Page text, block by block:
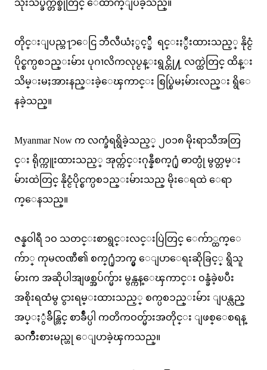
သုံးသပ္ခ်က္တစ္ခုတြင္ ေထာက္ျပခဲ့သည္။
တိုင္းျပည္ဘ႑ာေငြ ဘီလီယံႏွင့္ခ်ီ ရင္းႏွီးထားသည့္ နိုင္ငံ
ပိုင္စက္ပစၥည္းမ်ား ပုဂၢလိကလုပ္ငန္းရွင္တို႔ လက္ထဲတြင္ ထိန္း
သိမ္းမႈအားနည္းခဲ့ေၾကာင္း စြပ္စြဲမႈမ်ားလည္း ရွိေ
နခဲ့သည္။
Myanmar Now က လက္ခံရရွိခဲ့သည့္ ၂ဝ၁၈ မိုးရာသီအတြ
င္း ရိုက္ကူးထားသည့္ အုတ္က်င္းဂုန္နီစက္႐ုံ ဓာတ္ပုံ မွတ္တမ္း
မ်ားထဲတြင္ နိုင္ငံပိုင္စက္ပစၥည္းမ်ားသည္ မိုးေရထဲ ေရာ
က္ေနသည္။
ဇန္နဝါရီ ၁ဝ သတင္းစာရွင္းလင္းပြဲတြင္ ေက်ာ္ထက္ေ
က်ာ္ ကုမၸဏီ၏ စက္႐ုံဘက္မွ ေျပာေရးဆိုခြင့္ ရွိသူ
မ်ားက အဆိုပါအျဖစ္အပ်က္မ်ား မွန္ကန္ေၾကာင္း ဝန္ခံခဲ့ၿပီး
အစိုးရထံမွ ငွားရမ္းထားသည့္ စက္ပစၥည္းမ်ား ျပန္လည္
အပ္ႏွံခ်ိန္တြင္ စာခ်ဳပ္ပါ ကတိကဝတ္မ်ားအတိုင္း ျဖစ္ေစရန္
ႀကိဳးစားမည္ဟု ေျပာခဲ့ၾကသည္။